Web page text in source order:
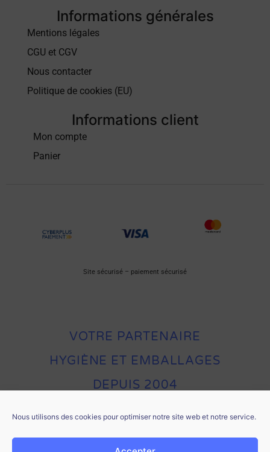
Nous utilisons des cookies pour optimiser notre site web et notre service.
Informations générales
Mentions légales
CGU et CGV
Nous contacter
Politique de cookies (EU)
Informations client
Mon compte
Panier
Site sécurisé – paiement sécurisé
VOTRE PARTENAIRE
HYGIÈNE ET EMBALLAGES
DEPUIS 2004